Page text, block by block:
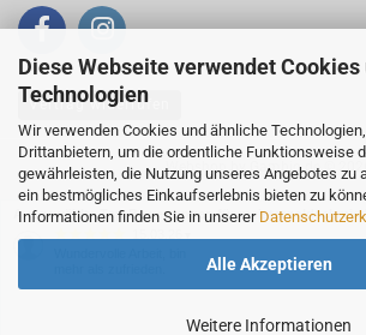
Diese Webseite verwendet Cookies
Technologien
Wir verwenden Cookies und ähnliche
Drittanbietern, um die ordentliche Funktionsweise
gewährleisten, die Nutzung unseres Angebotes zu
ein bestmögliches Einkaufserlebnis bieten zu
Informationen finden Sie in unserer
Alle Akzeptieren
Weitere Informationen
Vertrag widerrufen
Webshopby Gambio.de ©
Ausgewählte Top-Bewertungen für